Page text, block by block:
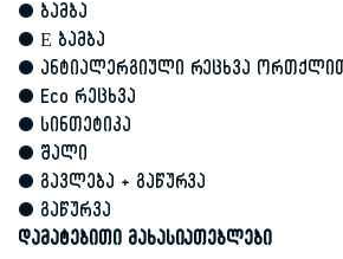
• ბამბა
• Е ბამბა
• ანტიალერგიული რეცხვა ორთქლით
• Eco რეცხვა
• სინთეტიკა
• შალი
• გავლება + გაწურვა
• გაწურვა
დამატებითი მახასიათებლები